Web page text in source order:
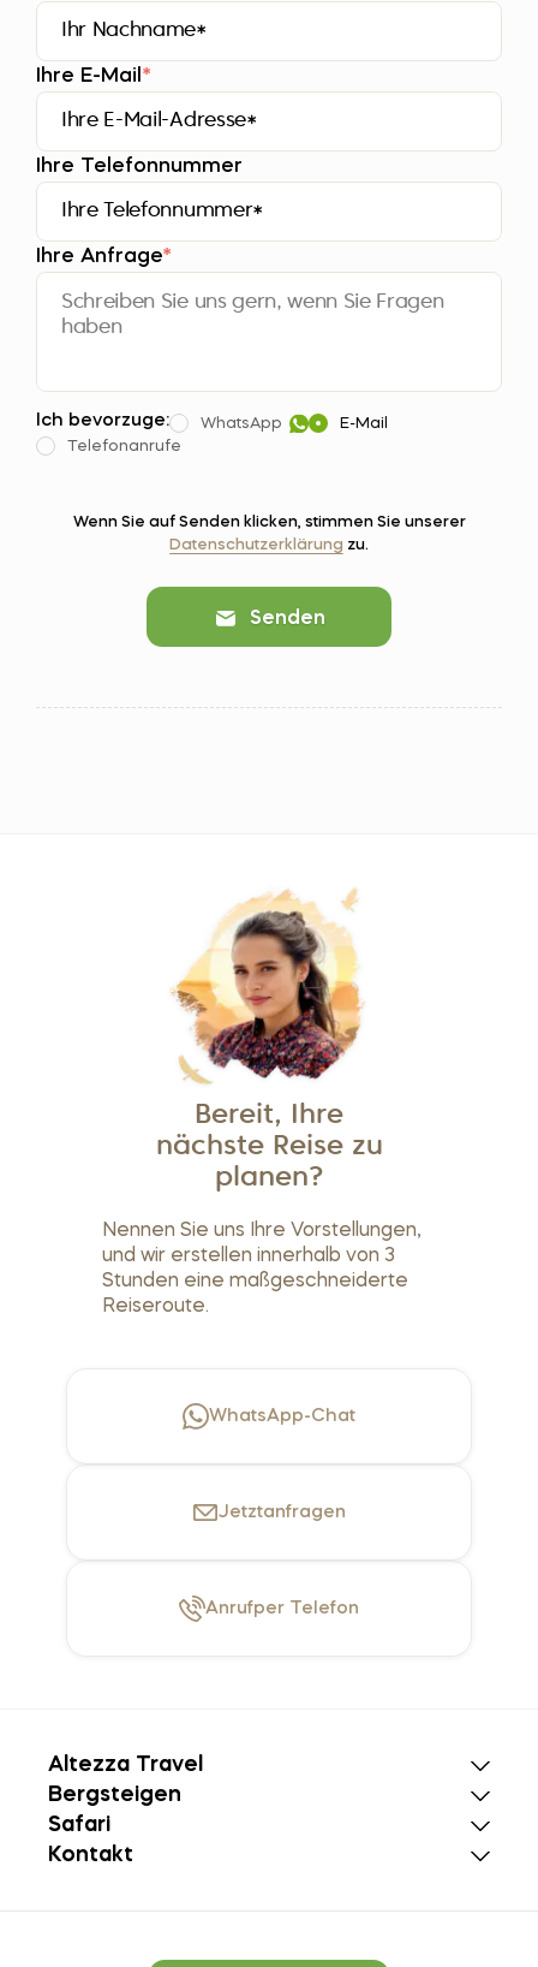
Ihre E-Mail*
Ihre Telefonnummer
Ihre Anfrage*
Ich bevorzuge: WhatsApp
E-Mail
Telefonanrufe
Wenn Sie auf Senden klicken, stimmen Sie unserer
Datenschutzerklärung zu.
Senden
Bereit, Ihre
nächste Reise zu
planen?
Nennen Sie uns Ihre Vorstellungen,
und wir erstellen innerhalb von 3
Stunden eine maßgeschneiderte
Reiseroute.
WhatsApp-Chat
Jetztanfragen
Anrufper Telefon
Altezza Travel
Bergsteigen
Safari
Kontakt